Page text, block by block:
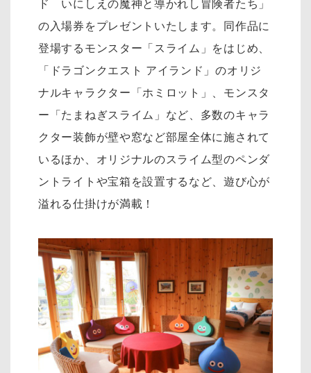
ド いにしえの魔神と導かれし冒険者たち」
の入場券をプレゼントいたします。同作品に
登場するモンスター「スライム」をはじめ、
「ドラゴンクエスト アイランド」のオリジ
ナルキャラクター「ホミロット」、モンスタ
ー「たまねぎスライム」など、多数のキャラ
クター装飾が壁や窓など部屋全体に施されて
いるほか、オリジナルのスライム型のペンダ
ントライトや宝箱を設置するなど、遊び心が
溢れる仕掛けが満載！